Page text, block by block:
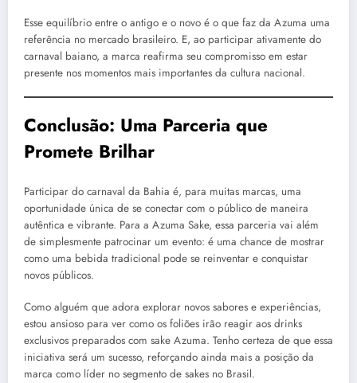
Esse equilíbrio entre o antigo e o novo é o que faz da Azuma uma
referência no mercado brasileiro. E, ao participar ativamente do
carnaval baiano, a marca reafirma seu compromisso em estar
presente nos momentos mais importantes da cultura nacional.
Conclusão: Uma Parceria que
Promete Brilhar
Participar do carnaval da Bahia é, para muitas marcas, uma
oportunidade única de se conectar com o público de maneira
autêntica e vibrante. Para a Azuma Sake, essa parceria vai além
de simplesmente patrocinar um evento: é uma chance de mostrar
como uma bebida tradicional pode se reinventar e conquistar
novos públicos.
Como alguém que adora explorar novos sabores e experiências,
estou ansioso para ver como os foliões irão reagir aos drinks
exclusivos preparados com sake Azuma. Tenho certeza de que essa
iniciativa será um sucesso, reforçando ainda mais a posição da
marca como líder no segmento de sakes no Brasil.